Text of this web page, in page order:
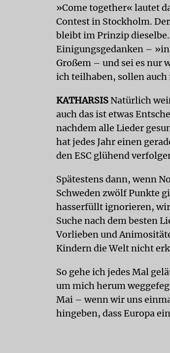
»Come together« lautet
Contest in Stockholm.
bleibt im Prinzip
Einigungsgedanken –
Großem – und sei es nur
ich teilhaben, sollen
KATHARSIS Natürlich
auch das ist etwas
nachdem alle Lieder
hat jedes Jahr einen
den ESC glühend
Spätestens dann, wenn
Schweden zwölf Punkte
hasserfüllt ignorieren,
Suche nach dem besten
Vorlieben und
Kindern die Welt nicht
So gehe ich jedes Mal
um mich herum
Mai – wenn wir uns
hingeben, dass Europa